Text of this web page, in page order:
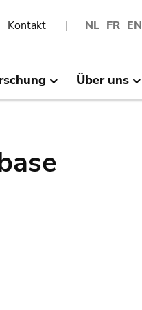
NL FR EN
Kontakt
Über uns